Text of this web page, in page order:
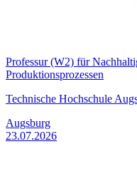
Professur (W2) für
Produktionsprozessen
Technische Hochschule
Augsburg
23.07.2026